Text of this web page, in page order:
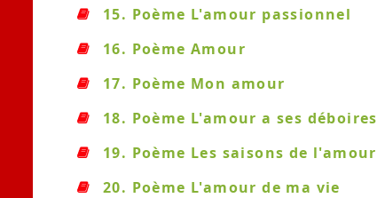
15. Poème L'amour passionnel
16. Poème Amour
17. Poème Mon amour
18. Poème L'amour a ses déboires
19. Poème Les saisons de l'amour
20. Poème L'amour de ma vie